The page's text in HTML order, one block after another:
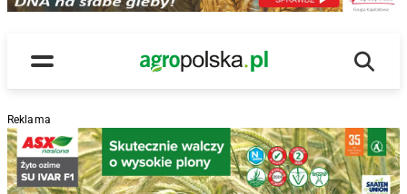
Menu
Main Logo
Reklama